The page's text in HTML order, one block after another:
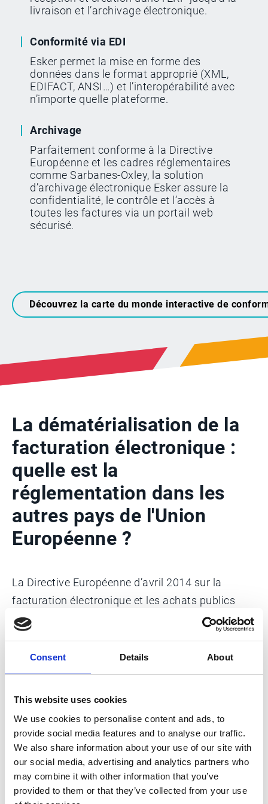
Consent Details About
This website uses cookies
We use cookies to personalise content and ads, to
provide social media features and to analyse our traffic.
We also share information about your use of our site with
our social media, advertising and analytics partners who
may combine it with other information that you’ve
provided to them or that they’ve collected from your use
livraison et l’archivage électronique.
Conformité via EDI
Esker permet la mise en forme des
données dans le format approprié (XML,
EDIFACT, ANSI…) et l’interopérabilité avec
n’importe quelle plateforme.
Archivage
Parfaitement conforme à la Directive
Européenne et les cadres réglementaires
comme Sarbanes-Oxley, la solution
d’archivage électronique Esker assure la
confidentialité, le contrôle et l’accès à
toutes les factures via un portail web
sécurisé.
Découvrez la carte du monde interactive de
La dématérialisation de la
facturation électronique :
quelle est la
réglementation dans les
autres pays de l'Union
Européenne ?
La Directive Européenne d’avril 2014 sur la
facturation électronique et les achats publics
(2014/55/EU) donne la possibilité aux pays
les fournisseurs à envoyer leurs factures aux
administrations publiques par voie électronique.
en Europe en 2020. D’autres pays (comme l’Italie
ou la France) ont été encore plus loin en
obligeant les entreprises à utiliser la facture
électronique pour leurs transactions B2B et B2C.